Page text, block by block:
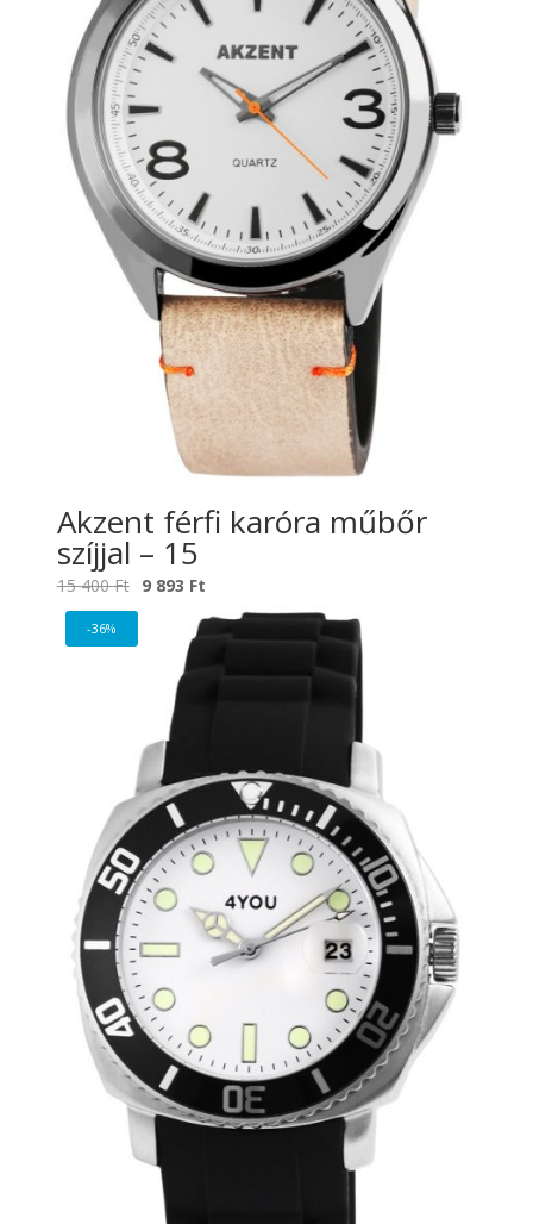
Akzent férfi karóra műbőr
szíjjal – 15
15 400Ft Original
price
400 Ft.
9 893 Ft
price
-36%